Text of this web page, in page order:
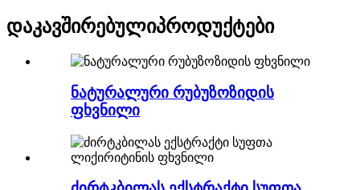
დაკავშირებულიპროდუქტები
ნატურალური რუბუზოზიდის
ფხვნილი